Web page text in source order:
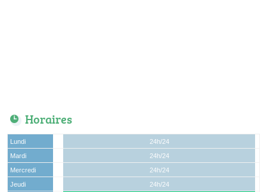
Horaires
Lundi
24h/24
Mardi
24h/24
Mercredi
24h/24
Jeudi
24h/24